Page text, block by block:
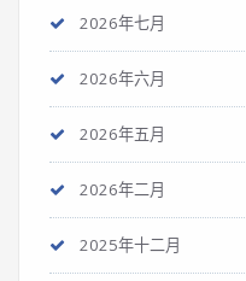
2026年七月
2026年六月
2026年五月
2026年二月
2025年十二月